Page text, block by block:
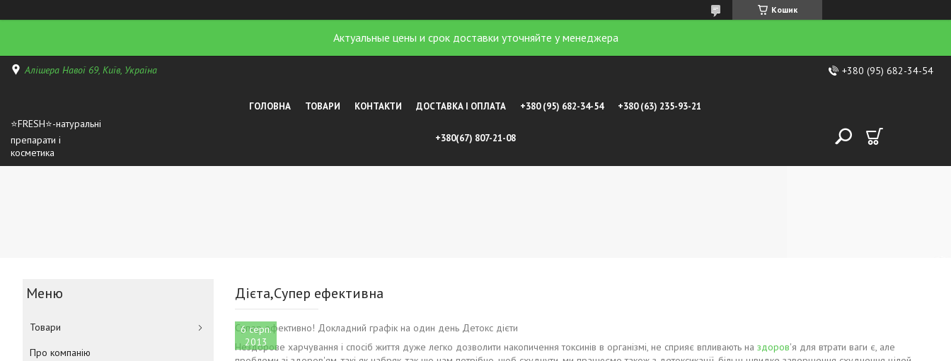
Кошик
Актуальные цены и срок доставки уточняйте у менеджера
Алішера Навої 69, Київ, Україна +380 (95) 682-34-54
⭐FRESH⭐-натуральні
препарати і
косметика
ГОЛОВНА ТОВАРИ КОНТАКТИ ДОСТАВКА І ОПЛАТА +380 (95) 682-34-54 +380 (63) 235-93-21
+380(67) 807-21-08
Дієта,Супер ефективна
6 серп.
2013
Супер ефективно! Докладний графік на один день Детокс дієти
Нездорове харчування і спосіб життя дуже легко дозволити накопичення токсинів в організмі, не сприяє впливають на здоров'я для втрати ваги є, але
Товари
Про компанію